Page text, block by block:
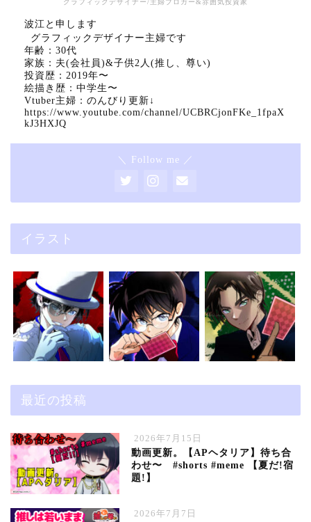
波江と申します
グラフィックデザイナー主婦です
年齢：30代
家族：夫(会社員)&子供2人(推し、尊い)
投資歴：2019年〜
絵描き歴：中学生〜
Vtuber主婦：のんびり更新↓
https://www.youtube.com/channel/UCBRCjonFKe_1fpaX
kJ3HXJQ
＼ Follow me ／
イラスト
最近の投稿
2026年7月15日
動画更新。【APヘタリア】待ち合
わせ〜 #shorts #meme 【夏だ!宿
題!】
2026年7月7日